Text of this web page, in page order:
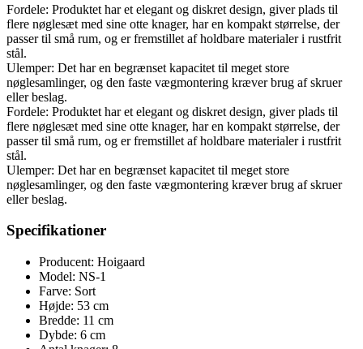
Fordele: Produktet har et elegant og diskret design, giver plads til
flere nøglesæt med sine otte knager, har en kompakt størrelse, der
passer til små rum, og er fremstillet af holdbare materialer i rustfrit
stål.
Ulemper: Det har en begrænset kapacitet til meget store
nøglesamlinger, og den faste vægmontering kræver brug af skruer
eller beslag.
Fordele: Produktet har et elegant og diskret design, giver plads til
flere nøglesæt med sine otte knager, har en kompakt størrelse, der
passer til små rum, og er fremstillet af holdbare materialer i rustfrit
stål.
Ulemper: Det har en begrænset kapacitet til meget store
nøglesamlinger, og den faste vægmontering kræver brug af skruer
eller beslag.
Specifikationer
Producent: Hoigaard
Model: NS-1
Farve: Sort
Højde: 53 cm
Bredde: 11 cm
Dybde: 6 cm